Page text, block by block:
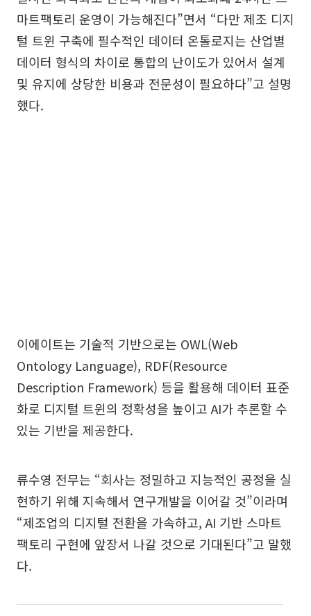
마트팩토리 운영이 가능해진다”면서 “다만 제조 디지
털 트윈 구축에 필수적인 데이터 온톨로지는 산업별
데이터 형식의 차이로 통합의 난이도가 있어서 설계
및 유지에 상당한 비용과 전문성이 필요하다”고 설명
했다.
이에이트는 기술적 기반으로는 OWL(Web
Ontology Language), RDF(Resource
Description Framework) 등을 활용해 데이터 표준
화로 디지털 트윈의 정확성을 높이고 AI가 추론할 수
있는 기반을 제공한다.
류수영 전무는 “회사는 정밀하고 지능적인 공정을 실
현하기 위해 지속해서 연구개발을 이어갈 것”이라며
“제조업의 디지털 전환을 가속하고, AI 기반 스마트
팩토리 구현에 앞장서 나갈 것으로 기대된다”고 말했
다.